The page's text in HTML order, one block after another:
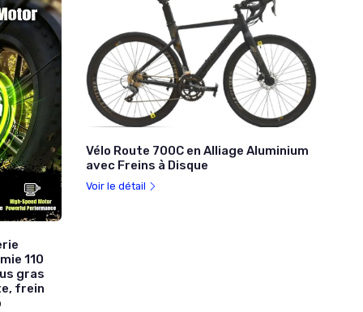
110
gras
frein
Vélo Route 700C en Alliage Aluminium
avec Freins à Disque
Voir le détail